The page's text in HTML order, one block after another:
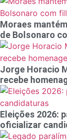
Moraes
de Bolsonaro
Jorge Horacio
recebe
Eleições 2026:
oficializar